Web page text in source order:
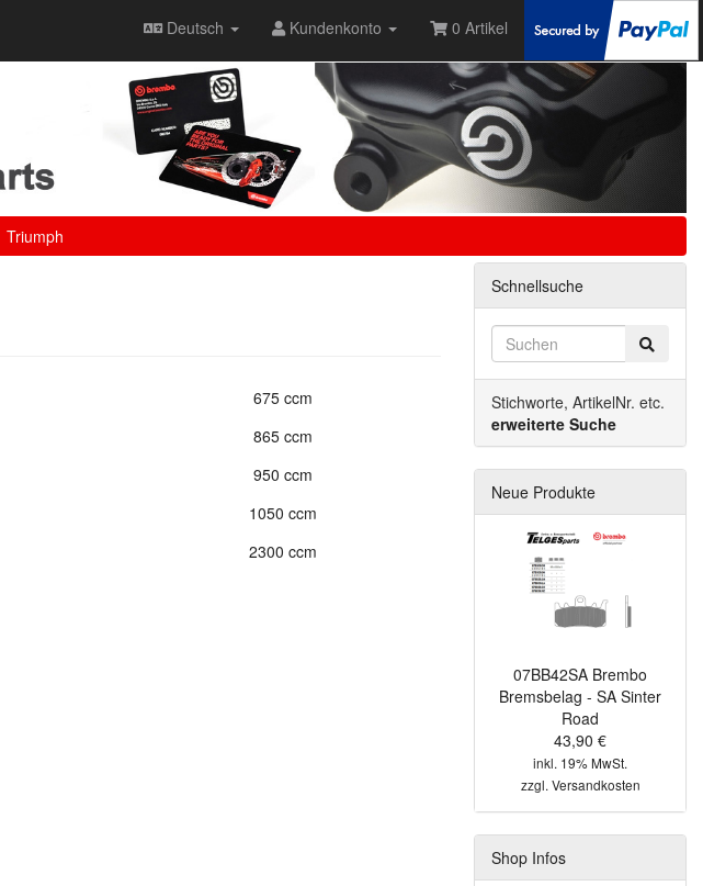
Deutsch Kundenkonto 0 Artikel
Triumph
675 ccm
865 ccm
950 ccm
1050 ccm
2300 ccm
Schnellsuche
Stichworte, ArtikelNr. etc.
erweiterte Suche
Neue Produkte
07BB42SA Brembo
Bremsbelag - SA Sinter
Road
43,90 €
inkl. 19% MwSt.
zzgl. Versandkosten
Shop Infos